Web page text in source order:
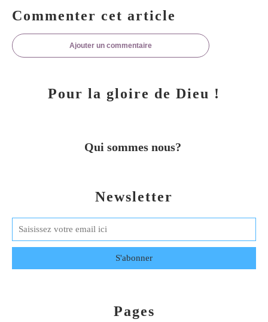
Commenter cet article
Ajouter un commentaire
Newsletter
Pages
Pour la gloire de Dieu !
Qui sommes nous?